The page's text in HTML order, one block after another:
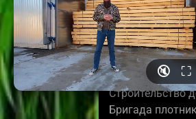
огромных
© 2026
Строительство
Бригада
🔇 ⛶